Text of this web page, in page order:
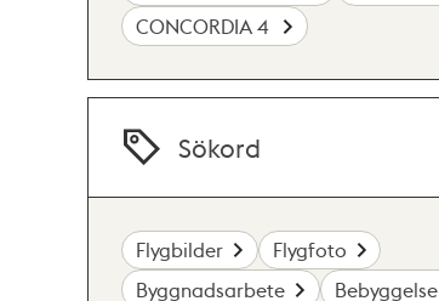
CONCORDIA 4
Sökord
Flygbilder
Flygfoto
Byggnadsarbete
Bebyggelse